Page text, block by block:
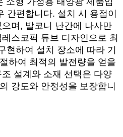
간편합니다. 설치 시 용접이
며, 발코니 난간에 나사만
스코픽 튜브 디자인으로 최
현하여 설치 장소에 따라 기
하여 최적의 발전량을 얻을
설계와 소재 선택은 다양
강도와 안정성을 보장합니